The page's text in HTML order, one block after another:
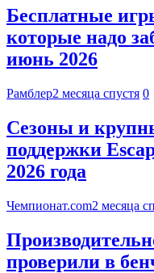
Бесплатные
которые надо
июнь 2026
Рамблер2 месяца спустя 0
Сезоны и
поддержки
2026 года
Чемпионат.com2 месяца
проверили в